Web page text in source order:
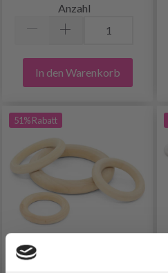
Anzahl
In den Warenkorb
51% Rabatt